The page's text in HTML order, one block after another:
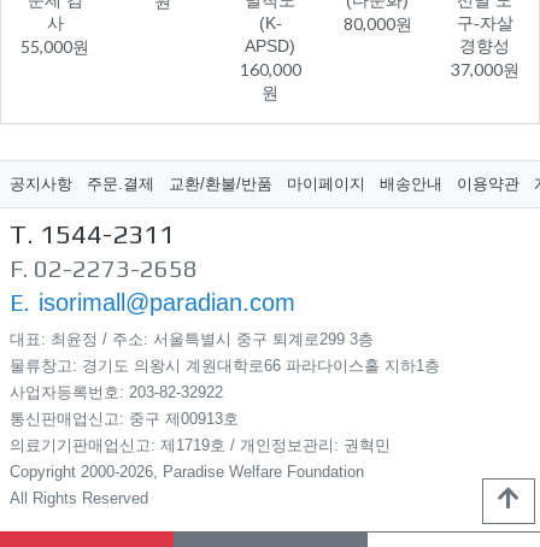
사
55,000원
(K-
APSD)
160,000
원
80,000원
구-자살
경향성
37,000원
공지사항 주문.결제 교환/환불/반품 마이페이지 배송안내 이용약관
T. 1544-2311
F. 02-2273-2658
E. isorimall@paradian.com
대표: 최윤정 / 주소: 서울특별시 중구 퇴계로299​ 3층
물류창고: 경기도 의왕시 계원대학로66 파라다이스홀 지하1층
사업자등록번호: 203-82-32922
통신판매업신고: 중구 제00913호
의료기기판매업신고: 제1719호 / 개인정보관리: 권혁민
Copyright 2000-2026, Paradise Welfare Foundation
All Rights Reserved